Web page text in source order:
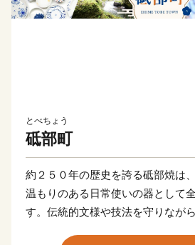
とべちょう
砥部町
約２５０年の歴史を誇る砥部焼は
温もりのある日常使いの器として
す。伝統的文様や技法を守りなが